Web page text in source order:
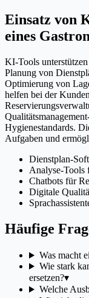
Einsatz von
eines
KI-Tools
Planung von
Optimierung von
helfen bei der
Hygienestandards.
Aufgaben und
Dienstplan-
Analyse-Tools
Chatbots für
Digitale
Häufige
Was macht
Wie stark
ersetzen?▾
Welche